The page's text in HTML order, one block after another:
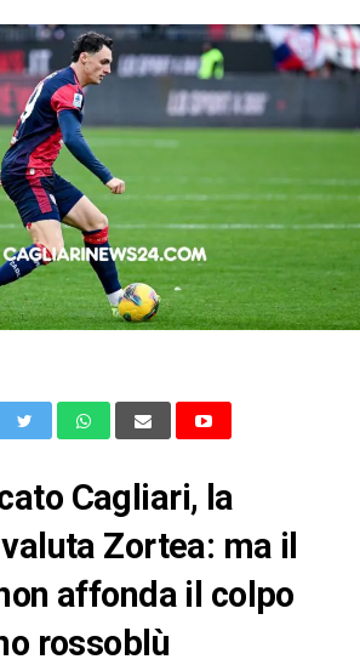
Cagliari, la
Zortea: ma il
affonda il colpo
rossoblù